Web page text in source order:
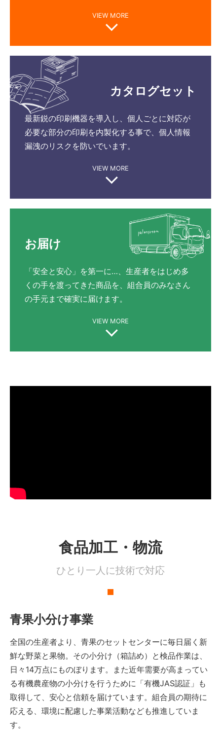
VIEW MORE
カタログセット
最新鋭の印刷機器を導入し、個人ごとに対応が
必要な部分の印刷を内製化する事で、個人情報
漏洩のリスクを防いでいます。
VIEW MORE
お届け
「安全と安心」を第一に…、生産者をはじめ多
くの手を渡ってきた商品を、組合員のみなさん
の手元まで確実に届けます。
VIEW MORE
食品加工・物流
ひとり一人に技術で対応
青果小分け事業
全国の生産者より、青果のセットセンターに毎日届く新
鮮な野菜と果物。その小分け（箱詰め）と検品作業は、
日々14万点にものぼります。また近年需要が高まってい
る有機農産物の小分けを行うために「有機JAS認証」も
取得して、安心と信頼を届けています。組合員の期待に
応える、環境に配慮した事業活動なども推進していま
す。